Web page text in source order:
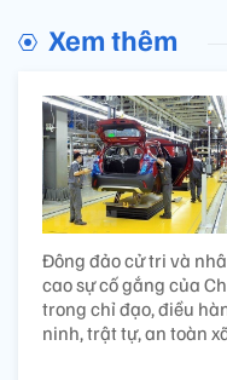
Xem thêm
Đông đảo cử tri và
cao sự cố gắng của
trong chỉ đạo, điều
ninh, trật tự, an toàn